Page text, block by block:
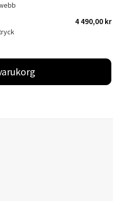
4 490,00 kr